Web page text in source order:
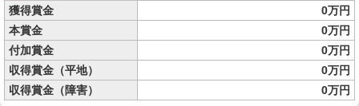
獲得賞金
0万円
本賞金
0万円
付加賞金
0万円
収得賞金（平地）
0万円
収得賞金（障害）
0万円